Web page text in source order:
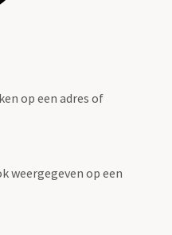
op een adres of
weergegeven op een